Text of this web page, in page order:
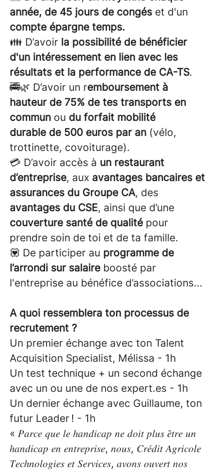
année, de 45 jours de congés et d'un
compte épargne temps.
👪 D’avoir la possibilité de bénéficier
d'un intéressement en lien avec les
résultats et la performance de CA-TS.
🚎🌿 D’avoir un remboursement à
hauteur de 75% de tes transports en
commun ou du forfait mobilité
durable de 500 euros par an (vélo,
trottinette, covoiturage).
💳 D’avoir accès à un restaurant
d’entreprise, aux avantages bancaires et
assurances du Groupe CA, des
avantages du CSE, ainsi que d’une
couverture santé de qualité pour
prendre soin de toi et de ta famille.
💟 De participer au programme de
l’arrondi sur salaire boosté par
l'entreprise au bénéfice d’associations...
A quoi ressemblera ton processus de
recrutement ?
Un premier échange avec ton Talent
Acquisition Specialist, Mélissa - 1h
Un test technique + un second échange
avec un ou une de nos expert.es - 1h
Un dernier échange avec Guillaume, ton
futur Leader ! - 1h
« 𝑃𝑎𝑟𝑐𝑒 𝑞𝑢𝑒 𝑙𝑒 ℎ𝑎𝑛𝑑𝑖𝑐𝑎𝑝 𝑛𝑒 𝑑𝑜𝑖𝑡 𝑝𝑙𝑢𝑠 𝑒̂𝑡𝑟𝑒 𝑢𝑛
ℎ𝑎𝑛𝑑𝑖𝑐𝑎𝑝 𝑒𝑛 𝑒𝑛𝑡𝑟𝑒𝑝𝑟𝑖𝑠𝑒, 𝑛𝑜𝑢𝑠, 𝐶𝑟𝑒́𝑑𝑖𝑡 𝐴𝑔𝑟𝑖𝑐𝑜𝑙𝑒
𝑇𝑒𝑐ℎ𝑛𝑜𝑙𝑜𝑔𝑖𝑒𝑠 𝑒𝑡 𝑆𝑒𝑟𝑣𝑖𝑐𝑒𝑠, 𝑎𝑣𝑜𝑛𝑠 𝑜𝑢𝑣𝑒𝑟𝑡 𝑛𝑜𝑠